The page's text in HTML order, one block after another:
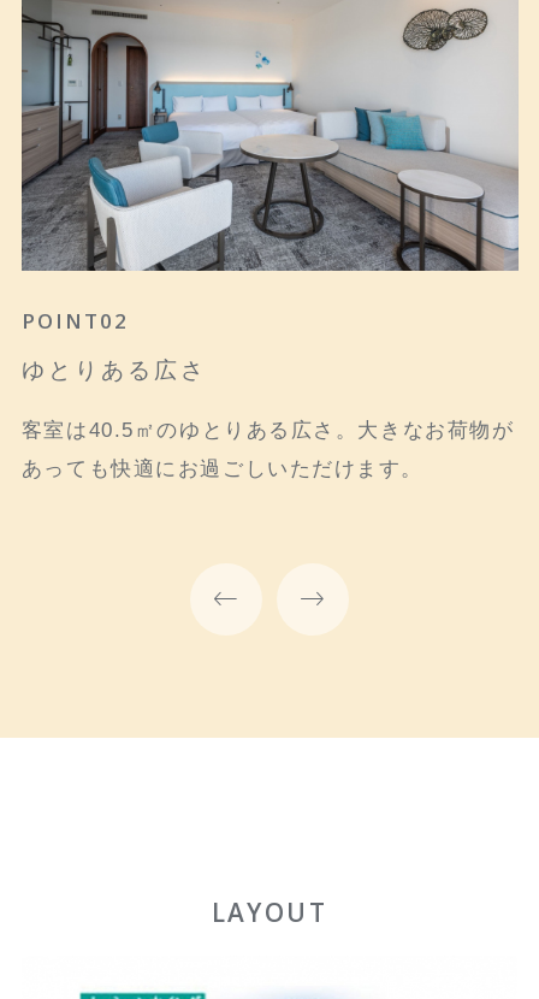
POINT01
真珠の海を一望する開放感
窓の外にはリアス式海岸の英虞湾の絶景。海を一
望できるよう、窓向きにベッドが配されていま
POINT02
ゆとりある広さ
客室は40.5㎡のゆとりある広さ。大きなお荷物が
あっても快適にお過ごしいただけます。
POINT03
全室テラス付き
全てのお部屋にテラスが付いています。リゾート
感あふれる快適な滞在をお楽しみいただけます。
LAYOUT